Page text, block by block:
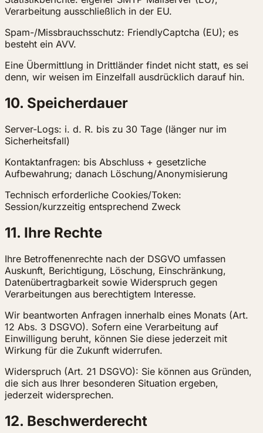
Verarbeitung ausschließlich in der EU.
Spam-/Missbrauchsschutz: FriendlyCaptcha (EU); es
besteht ein AVV.
Eine Übermittlung in Drittländer findet nicht statt, es sei
denn, wir weisen im Einzelfall ausdrücklich darauf hin.
10. Speicherdauer
Server-Logs: i. d. R. bis zu 30 Tage (länger nur im
Sicherheitsfall)
Kontaktanfragen: bis Abschluss + gesetzliche
Aufbewahrung; danach Löschung/Anonymisierung
Technisch erforderliche Cookies/Token:
Session/kurzzeitig entsprechend Zweck
11. Ihre Rechte
Ihre Betroffenenrechte nach der DSGVO umfassen
Auskunft, Berichtigung, Löschung, Einschränkung,
Datenübertragbarkeit sowie Widerspruch gegen
Verarbeitungen aus berechtigtem Interesse.
Wir beantworten Anfragen innerhalb eines Monats (Art.
12 Abs. 3 DSGVO). Sofern eine Verarbeitung auf
Einwilligung beruht, können Sie diese jederzeit mit
Wirkung für die Zukunft widerrufen.
Widerspruch (Art. 21 DSGVO): Sie können aus Gründen,
die sich aus Ihrer besonderen Situation ergeben,
jederzeit widersprechen.
12. Beschwerderecht